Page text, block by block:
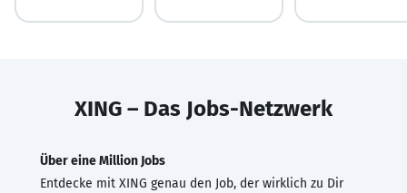
XING – Das Jobs-Netzwerk
Über eine Million Jobs
Entdecke mit XING genau den Job, der wirklich zu Dir